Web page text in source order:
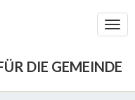
DIE GEMEINDE